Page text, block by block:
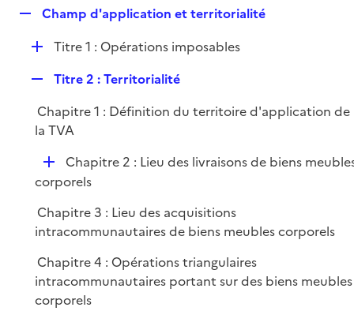
p
p
e
r
Champ d'application et territorialité
D
l
i
e
r
Titre 1 : Opérations imposables
p
i
e
r
Titre 2 : Territorialité
Chapitre 1 : Définition du territoire d'application de
la TVA
D
é
l
i
e
r
Chapitre 2 : Lieu des livraisons de biens
corporels
Chapitre 3 : Lieu des acquisitions
intracommunautaires de biens meubles corporels
Chapitre 4 : Opérations triangulaires
intracommunautaires portant sur des biens meubles
corporels